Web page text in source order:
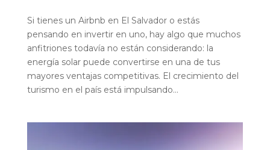
Si tienes un Airbnb en El Salvador o estás
pensando en invertir en uno, hay algo que muchos
anfitriones todavía no están considerando: la
energía solar puede convertirse en una de tus
mayores ventajas competitivas. El crecimiento del
turismo en el país está impulsando...